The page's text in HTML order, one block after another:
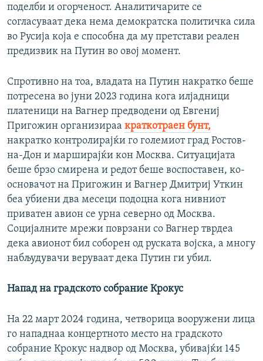
поделби и огорченост. Аналитичарите се
согласуваат дека нема демократска политичка сила
во Русија која е способна да му претстави реален
предизвик на Путин во овој момент.
Спротивно на тоа, владата на Путин накратко беше
потресена во јуни 2023 година кога илјадници
платеници на Вагнер предводени од Евгениј
Пригожин организираа краткотраен бунт,
накратко контролирајќи го големиот град Ростов-
на-Дон и марширајќи кон Москва. Ситуацијата
беше брзо смирена и редот беше воспоставен, ко-
основачот на Пригожин и Вагнер Дмитриј Уткин
беа убиени два месеци подоцна кога нивниот
приватен авион се урна северно од Москва.
Социјалните мрежи поврзани со Вагнер тврдеа
дека авионот бил соборен од руската војска, а многу
набљудувачи веруваат дека Путин ги убил.
Напад на градското собрание Крокус
На 22 март 2024 година, четворица вооружени лица
го нападнаа концертното место на градското
собрание Крокус надвор од Москва, убивајќи 145